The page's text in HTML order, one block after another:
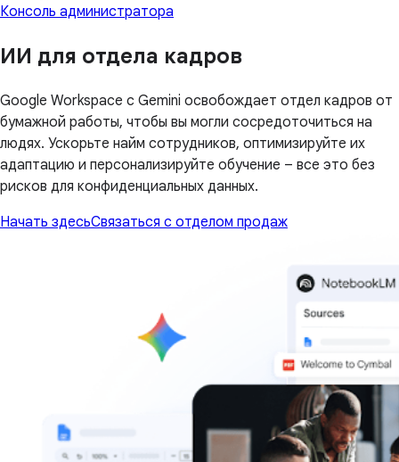
Консоль администратора
ИИ для отдела кадров
Google Workspace с Gemini освобождает отдел кадров от
бумажной работы, чтобы вы могли сосредоточиться на
людях. Ускорьте найм сотрудников, оптимизируйте их
адаптацию и персонализируйте обучение – все это без
рисков для конфиденциальных данных.
Начать здесьСвязаться с отделом продаж